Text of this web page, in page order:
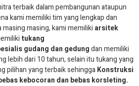
terbaik dalam pembangunan ataupun
kami memiliki tim yang lengkap dan
masing, kami memiliki arsitek
tukang
gudang dan gedungdan memiliki
lebih dari 10 tahun, selain itu tukang yang
pilihan yang terbaik sehinggaKonstruksi
kebocoran dan bebas korsleting.